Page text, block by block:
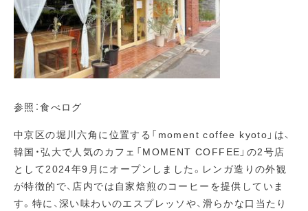
参照：食べログ
中京区の堀川六角に位置する「moment coffee kyoto」は、
韓国・弘大で人気のカフェ「MOMENT COFFEE」の2号店
として2024年9月にオープンしました。レンガ造りの外観
が特徴的で、店内では自家焙煎のコーヒーを提供していま
す。特に、深い味わいのエスプレッソや、滑らかな口当たり